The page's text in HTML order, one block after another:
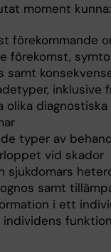
moment kunna:
förekommande
förekomst,
samt
inklusive
olika
typer av
vid skador
sjukdomars
samt
i ett